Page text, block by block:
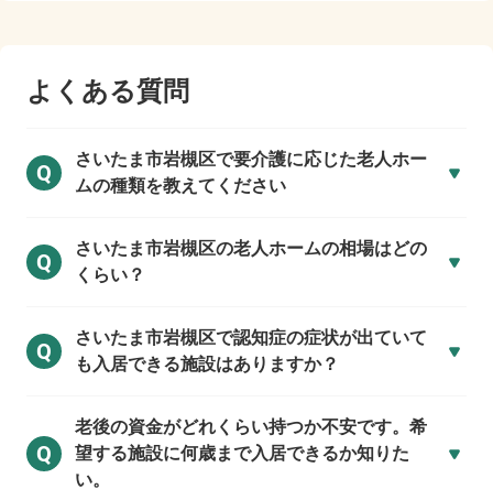
よくある質問
Q
さいたま市岩槻区で要介護に応じた老人ホー
ムの種類を教えてください
Q
さいたま市岩槻区の老人ホームの相場はどの
くらい？
Q
さいたま市岩槻区で認知症の症状が出ていて
も入居できる施設はありますか？
Q
老後の資金がどれくらい持つか不安です。希
望する施設に何歳まで入居できるか知りた
い。